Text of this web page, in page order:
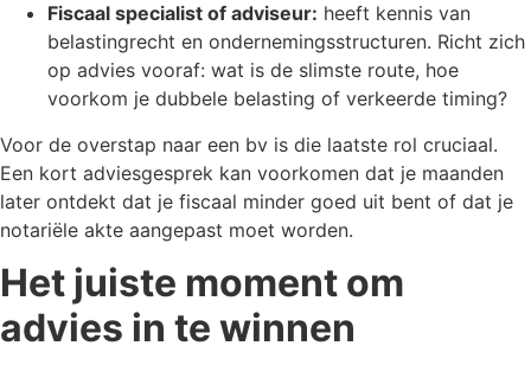
Fiscaal specialist of adviseur: heeft kennis van
belastingrecht en ondernemingsstructuren. Richt zich
op advies vooraf: wat is de slimste route, hoe
voorkom je dubbele belasting of verkeerde timing?
Voor de overstap naar een bv is die laatste rol cruciaal.
Een kort adviesgesprek kan voorkomen dat je maanden
later ontdekt dat je fiscaal minder goed uit bent of dat je
notariële akte aangepast moet worden.
Het juiste moment om
advies in te winnen